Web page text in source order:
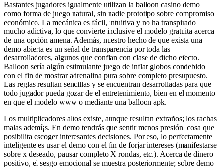
Bastantes jugadores igualmente utilizan la balloon casino demo
como forma de juego natural, sin nadie prototipo sobre compromiso
económico. La mecánica es fácil, intuitiva y no ha transpirado
mucho adictiva, lo que convierte inclusive el modelo gratuita acerca
de una opción amena. Además, nuestro hecho de que exista una
demo abierta es un señal de transparencia por toda las
desarrolladores, algunos que confían con clase de dicho efecto.
Balloon serí­a algún estimulante juego de inflar globos condebido
con el fin de mostrar adrenalina pura sobre completo presupuesto.
Las reglas resultan sencillas y se encuentran desarrolladas para que
todo jugador pueda gozar de el entretenimiento, bien en el momento
en que el modelo www o mediante una balloon apk.
Los multiplicadores altos existe, aunque resultan extraños; los rachas
malas ademí¡s. En demo tendrás que sentir menos presión, cosa que
posibilita escoger interesantes decisiones. Por eso, lo perfectamente
inteligente es usar el demo con el fin de forjar intereses (manifestarse
sobre x deseado, pausar completo X rondas, etc.). Acerca de dinero
positivo, el sesgo emocional se muestra posteriormente; sobre demo